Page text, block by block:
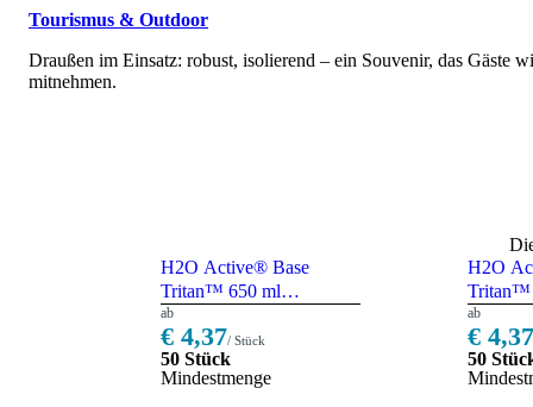
Tourismus & Outdoor
Draußen im Einsatz: robust, isolierend – ein Souvenir, das Gäste
mitnehmen.
H2O Active® Base
Tritan™ 650 ml
Sportflasche mit
Ausgussdeckel – blau /
blau
ab
€ 4,37/ Stück
50 Stück
Mindest­menge
H2O
Tritan™
ab
€ 4,37
50